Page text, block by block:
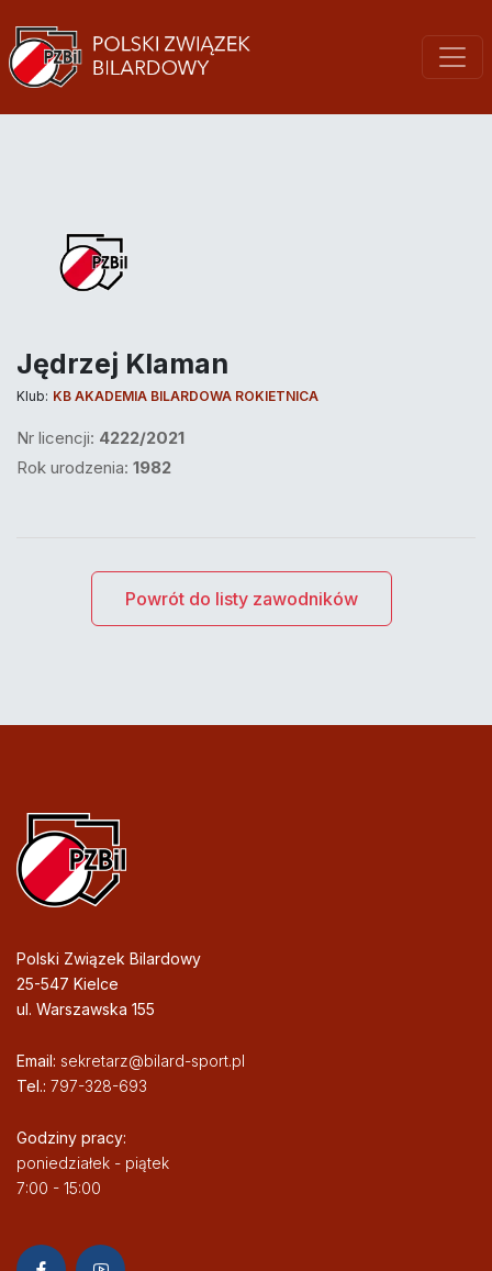
Jędrzej Klaman
Klub: KB AKADEMIA BILARDOWA ROKIETNICA
Nr licencji: 4222/2021
Rok urodzenia: 1982
Powrót do listy zawodników
Polski Związek Bilardowy
25-547 Kielce
ul. Warszawska 155
Email: sekretarz@bilard-sport.pl
Tel.: 797-328-693
Godziny pracy:
poniedziałek - piątek
7:00 - 15:00